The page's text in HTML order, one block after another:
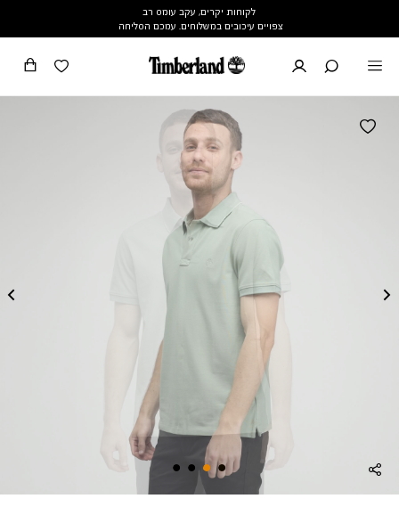
לקוחות יקרים, עקב עומס רב
צפויים עיכובים במשלוחים. עמכם הסליחה